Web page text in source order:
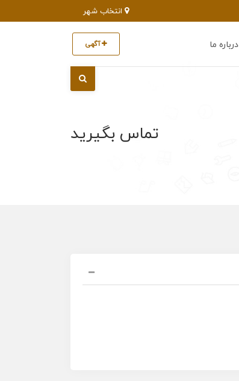
درباره ما آگهی
تماس بگیرید